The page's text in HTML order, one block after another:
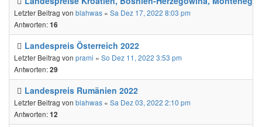
Letzter Beitrag von blahwas « Sa Dez 17, 2022 8:03 pm
Antworten:16
Landespreis Österreich 2022
Letzter Beitrag von prami « So Dez 11, 2022 3:53 pm
Antworten:29
Landespreis Rumänien 2022
Letzter Beitrag von blahwas « Sa Dez 03, 2022 2:10 pm
Antworten:12